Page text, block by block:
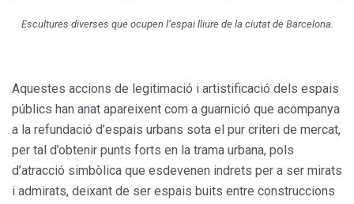
Escultures diverses que ocupen l’espai lliure de la ciutat de Barcelona.
Aquestes accions de legitimació i artistificació dels espais
públics han anat apareixent com a guarnició que acompanya
a la refundació d’espais urbans sota el pur criteri de mercat,
per tal d’obtenir punts forts en la trama urbana, pols
d’atracció simbòlica que esdevenen indrets per a ser mirats
i admirats, deixant de ser espais buits entre construccions